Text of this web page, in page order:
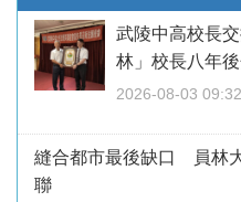
武陵中高校長
林」校長八年
2026-08-03 09:32
縫合都市最後缺口 員林
聯